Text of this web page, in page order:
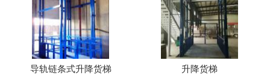
导轨链条式升降货梯 升降货梯